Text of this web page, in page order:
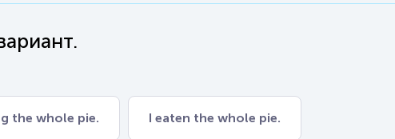
the whole pie. I eaten the whole pie.